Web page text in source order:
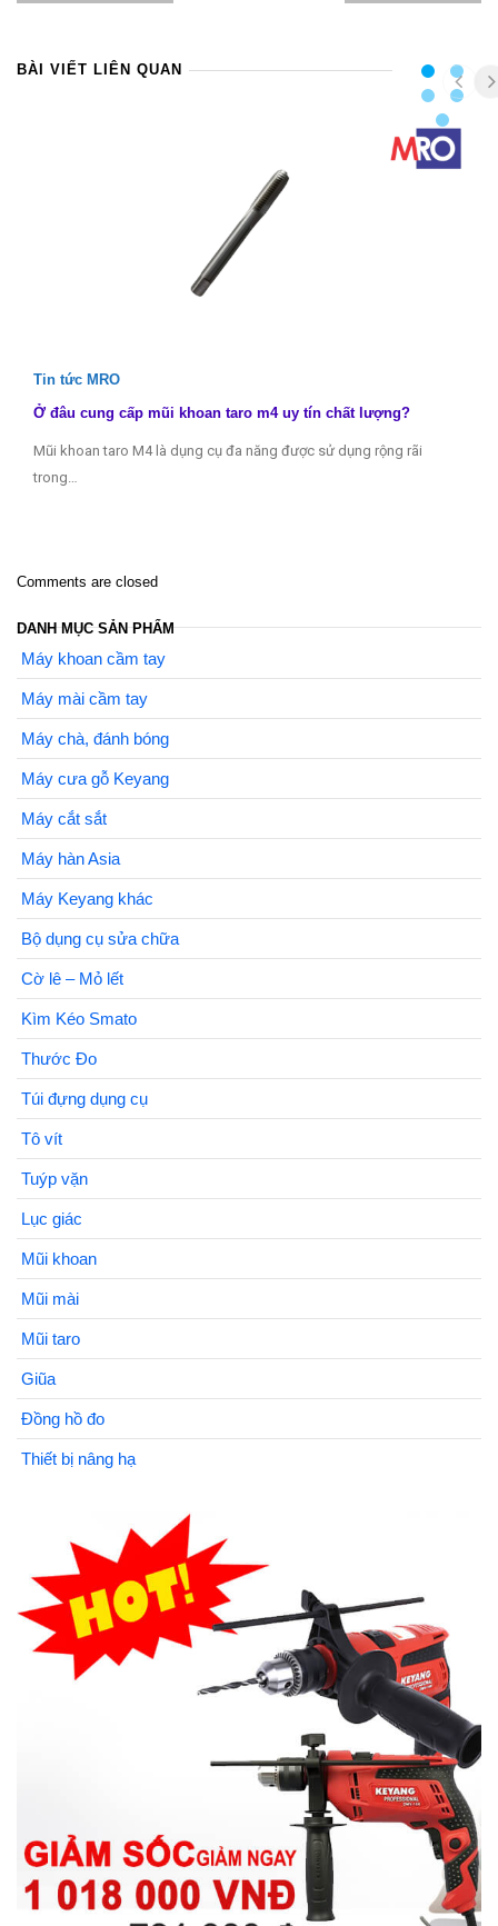
BÀI VIẾT LIÊN QUAN
Tin tức MRO
Ở đâu cung cấp mũi khoan taro m4 uy tín chất lượng?
Mũi khoan taro M4 là dụng cụ đa năng được sử dụng rộng rãi
trong…
Comments are closed
DANH MỤC SẢN PHẨM
Máy khoan cầm tay
Máy mài cầm tay
Máy chà, đánh bóng
Máy cưa gỗ Keyang
Máy cắt sắt
Máy hàn Asia
Máy Keyang khác
Bộ dụng cụ sửa chữa
Cờ lê – Mỏ lết
Kìm Kéo Smato
Thước Đo
Túi đựng dụng cụ
Tô vít
Tuýp vặn
Lục giác
Mũi khoan
Mũi mài
Mũi taro
Giũa
Đồng hồ đo
Thiết bị nâng hạ